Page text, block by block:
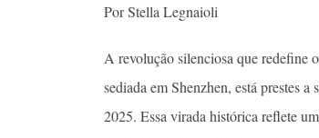
Por Stella Legnaioli
A revolução silenciosa que redefine
sediada em Shenzhen, está prestes
2025. Essa virada histórica reflete